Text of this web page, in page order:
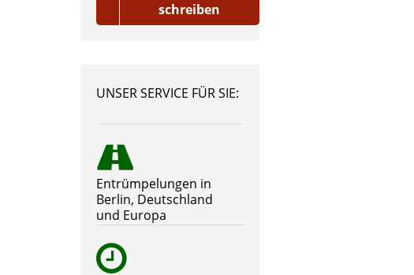
schreiben
UNSER SERVICE FÜR SIE:
Entrümpelungen in
Berlin, Deutschland
und Europa